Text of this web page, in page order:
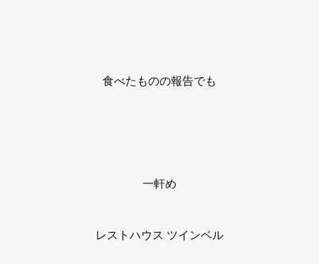
食べたものの報告でも
一軒め
レストハウス ツインベル